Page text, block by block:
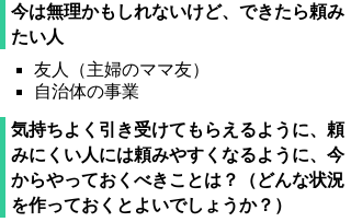
今は無理かもしれないけど、できたら頼み
たい人
友人（主婦のママ友）
自治体の事業
気持ちよく引き受けてもらえるように、頼
みにくい人には頼みやすくなるように、今
からやっておくべきことは？（どんな状況
を作っておくとよいでしょうか？）